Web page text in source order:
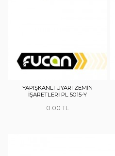
YAPIŞKANLI UYARI ZEMİN
İŞARETLERİ PL 5015-Y
0.00